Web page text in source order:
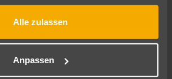
Alle zulassen
Anpassen
7-21 Nächte
Keine Kinder